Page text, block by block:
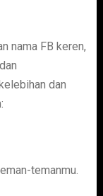
nama FB keren,
dan
temanmu.